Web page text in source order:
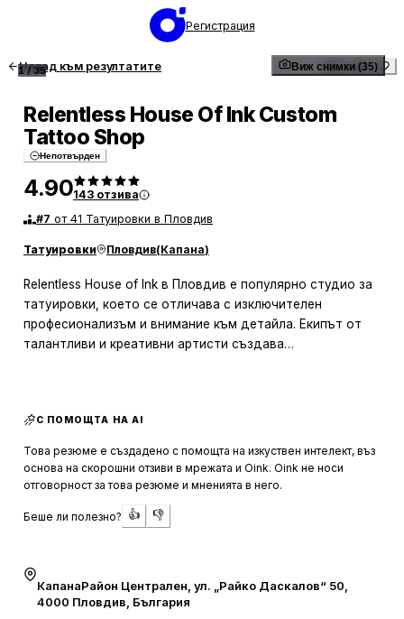
Регистрация
Назад към резултатите
1/35 Виж снимки (35)
Relentless House Of Ink Custom
Tattoo Shop
Непотвърден
4.90143 отзива
#7 от 41 Татуировки в Пловдив
Татуировки Пловдив(Капана)
Relentless House of Ink в Пловдив е популярно студио за
татуировки, което се отличава с изключителен
професионализъм и внимание към детайла. Екипът от
талантливи и креативни артисти създава
посещението там приятно и без стрес. Хигиената е на
кремове за грижа за татуирана кожа допълнително
гарантира качеството на услугите.
Клиентите често споделят за топлото посрещане и
въпросите и нуждите на посетителите. Освен
татуировки, студиото предлага и пиърсинг услуги,
С ПОМОЩТА НА AI
Това резюме е създадено с помощта на изкуствен интелект, въз
основа на скорошни отзиви в мрежата и Oink. Oink не носи
отговорност за това резюме и мненията в него.
Беше ли полезно? 👍 👎
КапанаРайон Централен, ул. „Райко Даскалов“ 50,
4000 Пловдив, България